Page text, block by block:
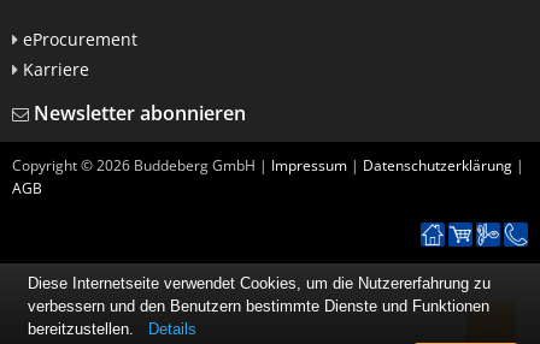
eProcurement
Karriere
Newsletter abonnieren
Copyright ©2026 Buddeberg GmbH | Impressum | Datenschutzerklärung |
AGB
Diese Internetseite verwendet Cookies, um die Nutzererfahrung zu
verbessern und den Benutzern bestimmte Dienste und Funktionen
bereitzustellen.
Details